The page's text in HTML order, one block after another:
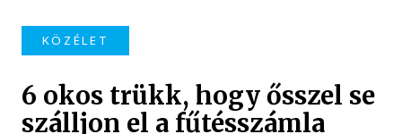
KÖZÉLET
6 okos trükk, hogy ősszel se
szálljon el a fűtésszámla